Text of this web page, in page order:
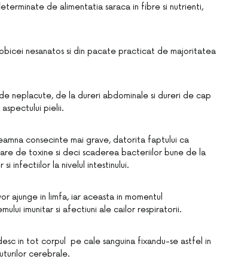
de alimentatia saraca in fibre si nutrienti,
nesanatos si din pacate practicat de majoritatea
neplacute, de la dureri abdominale si dureri de cap
pielii.
consecinte mai grave, datorita faptului ca
de toxine si deci scaderea bacteriilor bune de la
infectiilor la nivelul intestinului.
ajunge in limfa, iar aceasta in momentul
imunitar si afectiuni ale cailor respiratorii.
in tot corpul pe cale sanguina fixandu-se astfel in
cerebrale.